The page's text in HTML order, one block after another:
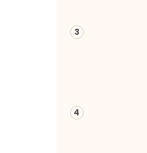
í
p
n
e